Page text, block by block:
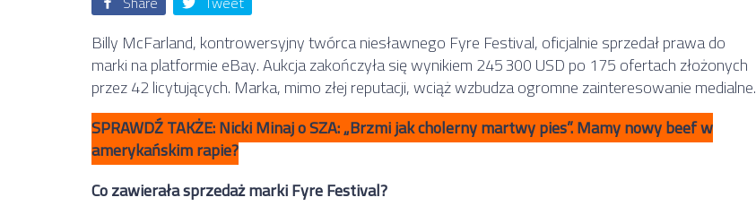
Billy McFarland, kontrowersyjny twórca niesławnego Fyre Festival, oficjalnie sprzedał prawa do
marki na platformie eBay. Aukcja zakończyła się wynikiem 245 300 USD po 175 ofertach złożonych
przez 42 licytujących. Marka, mimo złej reputacji, wciąż wzbudza ogromne zainteresowanie medialne.
SPRAWDŹ TAKŻE: Nicki Minaj o SZA: „Brzmi jak cholerny martwy pies”. Mamy nowy beef w
amerykańskim rapie?
Co zawierała sprzedaż marki Fyre Festival?